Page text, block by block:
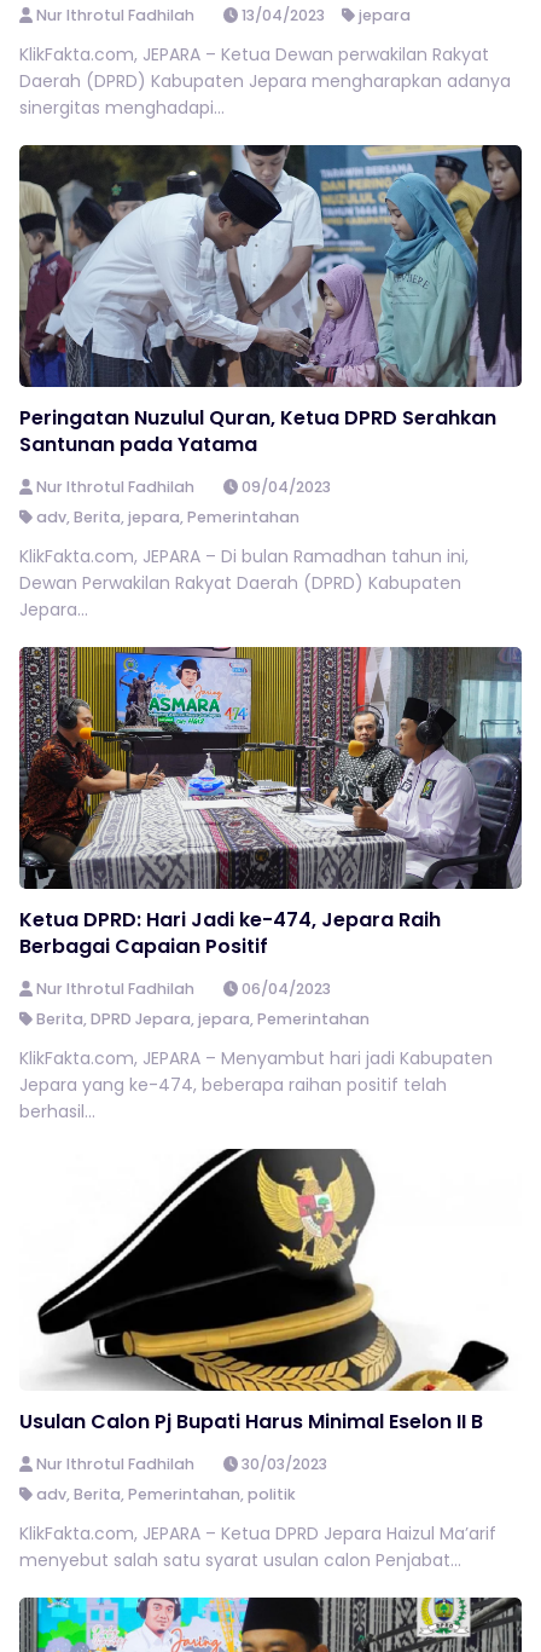
Nur Ithrotul Fadhilah 13/04/2023 jepara
KlikFakta.com, JEPARA – Ketua Dewan perwakilan Rakyat
Daerah (DPRD) Kabupaten Jepara mengharapkan adanya
sinergitas menghadapi...
Peringatan Nuzulul Quran, Ketua DPRD Serahkan
Santunan pada Yatama
Nur Ithrotul Fadhilah
09/04/2023
adv, Berita, jepara, Pemerintahan
KlikFakta.com, JEPARA – Di bulan Ramadhan tahun ini,
Dewan Perwakilan Rakyat Daerah (DPRD) Kabupaten
Jepara...
Ketua DPRD: Hari Jadi ke-474, Jepara Raih
Berbagai Capaian Positif
Nur Ithrotul Fadhilah
06/04/2023
Berita, DPRD Jepara, jepara, Pemerintahan
KlikFakta.com, JEPARA – Menyambut hari jadi Kabupaten
Jepara yang ke-474, beberapa raihan positif telah
berhasil...
Usulan Calon Pj Bupati Harus Minimal Eselon II B
Nur Ithrotul Fadhilah
30/03/2023
adv, Berita, Pemerintahan, politik
KlikFakta.com, JEPARA – Ketua DPRD Jepara Haizul Ma’arif
menyebut salah satu syarat usulan calon Penjabat...